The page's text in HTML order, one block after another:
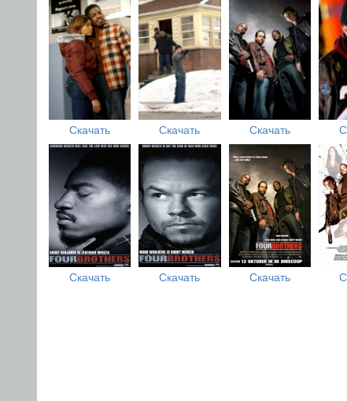
Скачать Скачать Скачать
Скачать Скачать Скачать